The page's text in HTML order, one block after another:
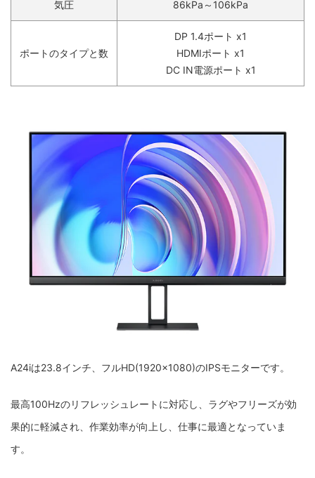
気圧 86kPa～106kPa
ポートのタイプと数
DP 1.4ポート x1
HDMIポート x1
DC IN電源ポート x1
A24iは23.8インチ、フルHD(1920×1080)のIPSモニターです。
最高100Hzのリフレッシュレートに対応し、ラグやフリーズが効
果的に軽減され、作業効率が向上し、仕事に最適となっていま
す。